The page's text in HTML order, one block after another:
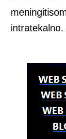
intratekalno.